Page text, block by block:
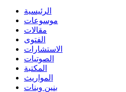
الرئيسية
موسوعات
مقالات
الفتوى
الاستشارات
الصوتيات
المكتبة
المواريث
بنين وبنات